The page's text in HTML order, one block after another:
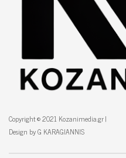
Copyright © 2021 Kozanimedia.gr |
Design by G KARAGIANNIS